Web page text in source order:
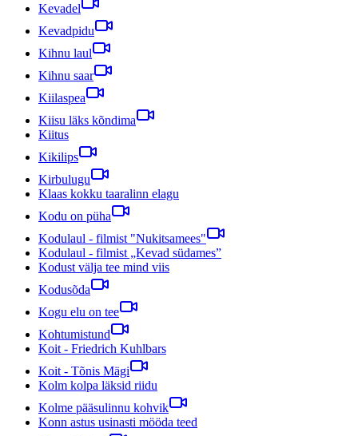
Kevadel
Kevadpidu
Kihnu laul
Kihnu saar
Kiilaspea
Kiisu läks kõndima
Kiitus
Kikilips
Kirbulugu
Klaas kokku taaralinn elagu
Kodu on püha
Kodulaul - filmist "Nukitsamees"
Kodulaul - filmist „Kevad südames”
Kodust välja tee mind viis
Kodusõda
Kogu elu on tee
Kohtumistund
Koit - Friedrich Kuhlbars
Koit - Tõnis Mägi
Kolm kolpa läksid riidu
Kolme pääsulinnu kohvik
Konn astus usinasti mööda teed